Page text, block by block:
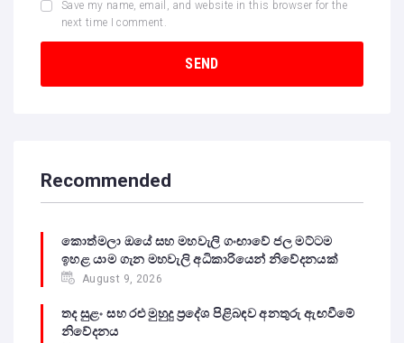
Save my name, email, and website in this browser for the
next time I comment.
Recommended
කොත්මලා ඔයේ සහ මහවැලි ගංඟාවේ ජල මට්ටම
ඉහළ යාම ගැන මහවැලි අධිකාරියෙන් නිවේදනයක්
August 9, 2026
තද සුළං සහ රළු මුහුදු ප්‍රදේශ පිළිබඳව අනතුරු ඇඟවීමේ
නිවේදනය